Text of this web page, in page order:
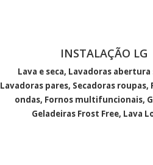
INSTALAÇÃO LG
Lava e seca, Lavadoras
Lavadoras pares, Secadoras roupas,
ondas, Fornos multifuncionais,
Geladeiras Frost Free, Lava